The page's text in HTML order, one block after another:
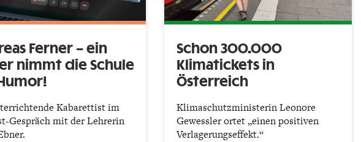
Ferner – ein
nimmt die Schule
Kabarettist im
Gespräch mit der Lehrerin
Schon 300.000
Klimatickets in
Österreich
Klimaschutzministerin Leonore
Gewessler ortet „einen positiven
Verlagerungseffekt.“